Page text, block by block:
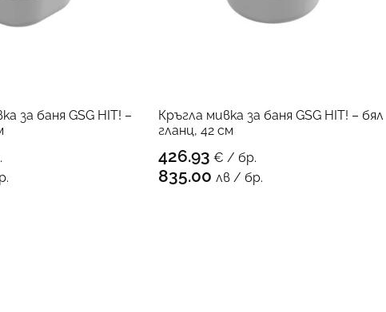
за баня GSG HIT! –
Кръгла мивка за баня GSG HIT! – бял
гланц, 42 см
426.93 € / бр.
835.00 лв / бр.